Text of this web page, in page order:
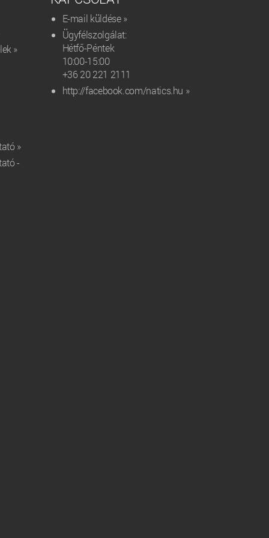
»
»
-
E-mail küldése »
Ügyfélszolgálat:
Hétfő-Péntek
10:00-15:00
+36 20 221 2111‬
http://facebook.com/natics.hu »